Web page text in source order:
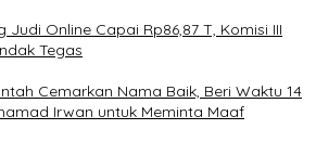
Judi Online Capai Rp86,87 T, Komisi III
Tegas
Cemarkan Nama Baik, Beri Waktu 14
Irwan untuk Meminta Maaf